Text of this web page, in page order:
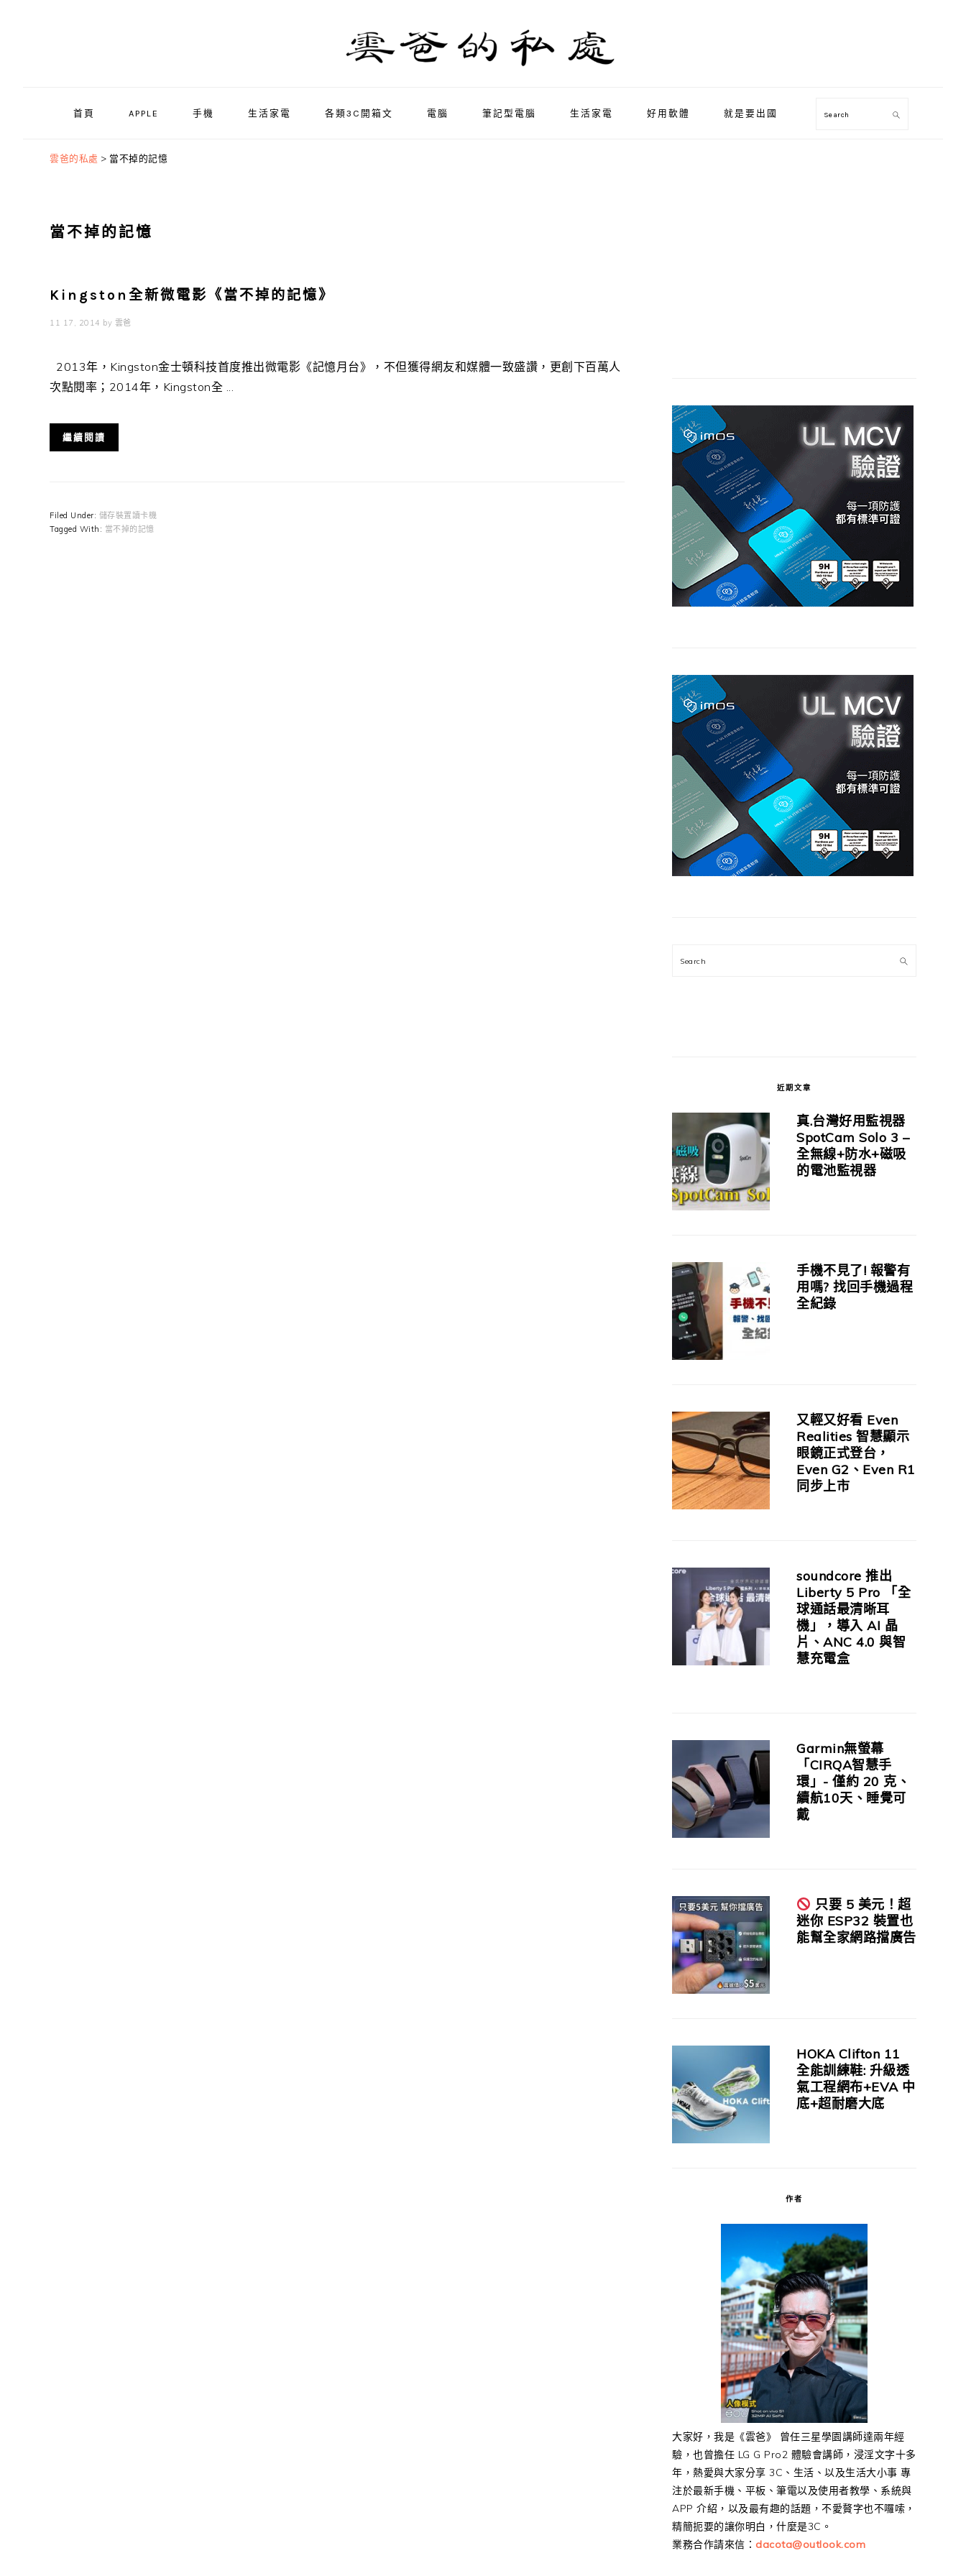
首頁 APPLE 手機 生活家電 各類3C開箱文 電腦 筆記型電腦 生活家電 好用軟體 就是要出國 Search
雲爸的私處 > 當不掉的記憶
當不掉的記憶
Kingston全新微電影《當不掉的記憶》
11 17, 2014 by 雲爸
2013年，Kingston金士頓科技首度推出微電影《記憶月台》，不但獲得網友和媒體一致盛讚，更創下百萬人
次點閱率；2014年，Kingston全 ...
繼續閱讀
Filed Under: 儲存裝置讀卡機
Tagged With: 當不掉的記憶
Search
近期文章
真.台灣好用監視器
SpotCam Solo 3 –
全無線+防水+磁吸
的電池監視器
手機不見了! 報警有
用嗎? 找回手機過程
全紀錄
又輕又好看 Even
Realities 智慧顯示
眼鏡正式登台，
Even G2、Even R1
同步上市
soundcore 推出
Liberty 5 Pro 「全
球通話最清晰耳
機」，導入 AI 晶
片、ANC 4.0 與智
慧充電盒
Garmin無螢幕
「CIRQA智慧手
環」- 僅約 20 克、
續航10天、睡覺可
戴
只要 5 美元！超
迷你 ESP32 裝置也
能幫全家網路擋廣告
HOKA Clifton 11
全能訓練鞋: 升級透
氣工程網布+EVA 中
底+超耐磨大底
作者
大家好，我是《雲爸》 曾任三星學園講師達兩年經
驗，也曾擔任 LG G Pro2 體驗會講師，浸淫文字十多
年，熱愛與大家分享 3C、生活、以及生活大小事 專
注於最新手機、平板、筆電以及使用者教學、系統與
APP 介紹，以及最有趣的話題，不愛贅字也不囉嗦，
精簡扼要的讓你明白，什麼是3C。
業務合作請來信： dacota@outlook.com